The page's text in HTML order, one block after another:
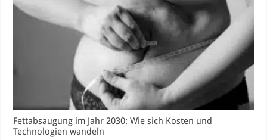
Fettabsaugung im Jahr 2030: Wie sich Kosten und
Technologien wandeln